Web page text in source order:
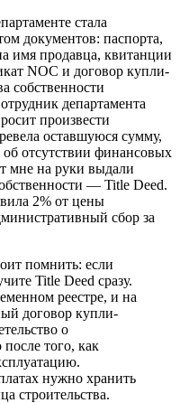
стала
документов: паспорта,
имя продавца, квитанции
NOC и договор купли-
собственности
департамента
произвести
оставшуюся сумму,
отсутствии финансовых
мне на руки выдали
— Title Deed.
2% от цены
сбор за
помнить: если
Title Deed сразу.
реестре, и на
договор купли-
о
после того, как
нужно хранить
строительства.